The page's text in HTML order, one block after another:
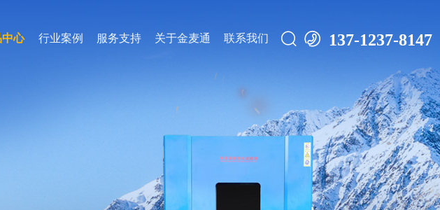
中心 行业案例 服务支持 关于金麦通 联系我们   137-1237-8147